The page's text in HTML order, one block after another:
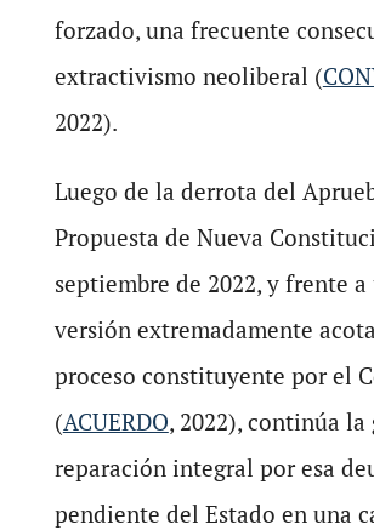
forzado, una frecuente
extractivismo neoliberal (
2022).
Luego de la derrota del
Propuesta de Nueva
septiembre de 2022, y frente
versión extremadamente
proceso constituyente por el
(ACUERDO, 2022), continúa la
reparación integral por esa
pendiente del Estado en una